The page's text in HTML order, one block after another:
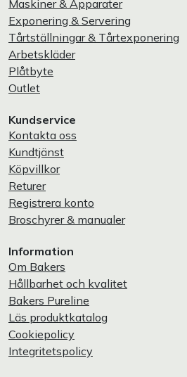
Maskiner & Apparater
Exponering & Servering
Tårtställningar & Tårtexponering
Arbetskläder
Plåtbyte
Outlet
Kundservice
Kontakta oss
Kundtjänst
Köpvillkor
Returer
Registrera konto
Broschyrer & manualer
Information
Om Bakers
Hållbarhet och kvalitet
Bakers Pureline
Läs produktkatalog
Cookiepolicy
Integritetspolicy